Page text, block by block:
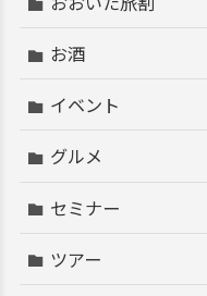
お酒
イベント
グルメ
セミナー
ツアー